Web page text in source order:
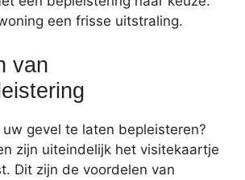
een frisse uitstraling.
van
gevel te laten bepleisteren?
zijn uiteindelijk het visitekaartje
Dit zijn de voordelen van